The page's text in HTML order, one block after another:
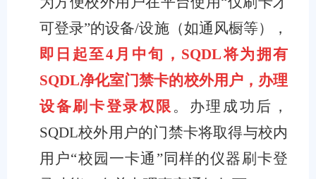
可登录”的设备/设施（如通风橱等），
即日起至4月中旬，SQDL将为拥有
SQDL净化室门禁卡的校外用户，办理
设备刷卡登录权限 。办理成功后，
SQDL校外用户的门禁卡将取得与校内
用户“校园一卡通”同样的仪器刷卡登